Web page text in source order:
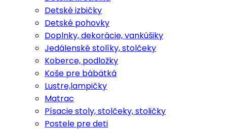
Detské izbičky
Detské pohovky
Doplnky, dekorácie, vankúšiky
Jedálenské stolíky, stolčeky
Koberce, podložky
Koše pre bábätká
Lustre,lampičky
Matrac
Písacie stoly, stolčeky, stoličky
Postele pre deti